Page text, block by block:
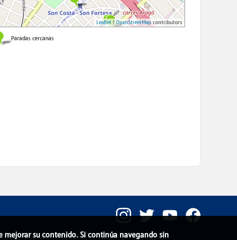
mejorar su contenido. Si continúa navegando sin